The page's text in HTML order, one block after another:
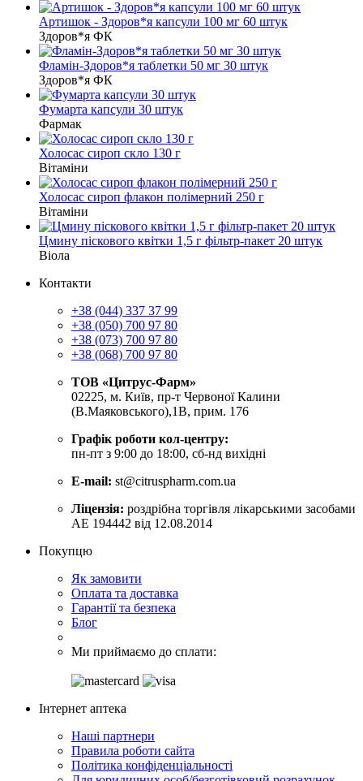
Артишок - Здоров*я капсули 100 мг 60 штук
Здоров*я ФК
Фламін-Здоров*я таблетки 50 мг 30 штук
Здоров*я ФК
Фумарта капсули 30 штук
Фармак
Холосас сироп скло 130 г
Вітаміни
Холосас сироп флакон полімерний 250 г
Вітаміни
Цмину піскового квітки 1,5 г фільтр-пакет 20 штук
Віола
Контакти
+38 (044) 337 37 99
+38 (050) 700 97 80
+38 (073) 700 97 80
+38 (068) 700 97 80
ТОВ «Цитрус-Фарм»
02225, м. Київ, пр-т Червоної Калини
(В.Маяковського),1В, прим. 176
Графік роботи кол-центру:
пн-пт з 9:00 до 18:00, сб-нд вихідні
E-mail: st@citruspharm.com.ua
Ліцензія: роздрібна торгівля лікарськими засобами
АЕ 194442 від 12.08.2014
Покупцю
Як замовити
Оплата та доставка
Гарантії та безпека
Блог
Ми приймаємо до сплати:
Інтернет аптека
Наші партнери
Правила роботи сайта
Політика конфіденціальності